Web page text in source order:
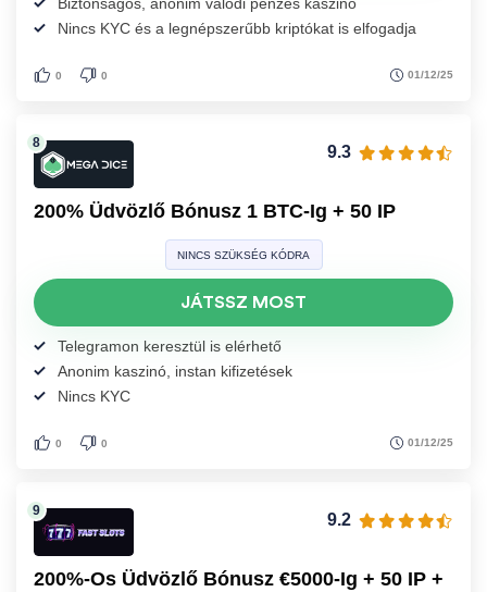
01/12/25
Nincs KYC és a legnépszerűbb kriptókat is elfogadja
0 0
200% Üdvözlő Bónusz 1 BTC-Ig + 50 IP
01/12/25
Telegramon keresztül is elérhető
Anonim kaszinó, instan kifizetések
Nincs KYC
9.3
NINCS SZÜKSÉG KÓDRA
JÁTSSZ MOST
0 0
200%-Os Üdvözlő Bónusz €5000-Ig + 50 IP +
9.2